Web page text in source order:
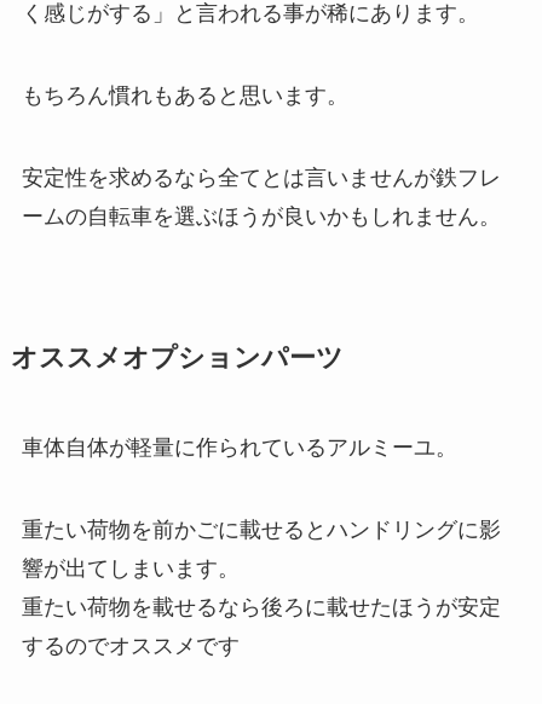
く感じがする」と言われる事が稀にあります。
もちろん慣れもあると思います。
安定性を求めるなら全てとは言いませんが鉄フレ
ームの自転車を選ぶほうが良いかもしれません。
オススメオプションパーツ
車体自体が軽量に作られているアルミーユ。
重たい荷物を前かごに載せるとハンドリングに影
響が出てしまいます。
重たい荷物を載せるなら後ろに載せたほうが安定
するのでオススメです